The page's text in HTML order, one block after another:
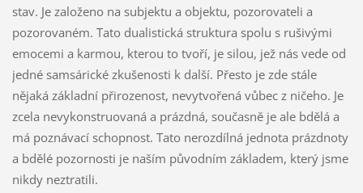
stav. Je založeno na subjektu a objektu, pozorovateli a
pozorovaném. Tato dualistická struktura spolu s rušivými
emocemi a karmou, kterou to tvoří, je silou, jež nás vede od
jedné samsárické zkušenosti k další. Přesto je zde stále
nějaká základní přirozenost, nevytvořená vůbec z ničeho. Je
zcela nevykonstruovaná a prázdná, současně je ale bdělá a
má poznávací schopnost. Tato nerozdílná jednota prázdnoty
a bdělé pozornosti je naším původním základem, který jsme
nikdy neztratili.